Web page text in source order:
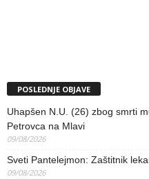
POSLEDNJE OBJAVE
Uhapšen N.U. (26) zbog smrti
Petrovca na Mlavi
09/08/2026
Sveti Pantelejmon: Zaštitnik
09/08/2026